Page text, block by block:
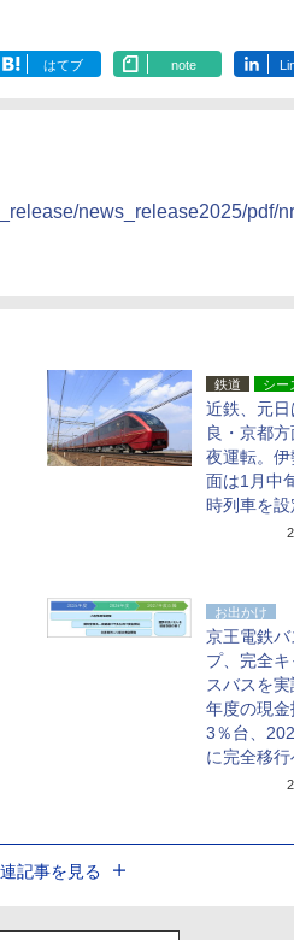
はてブ note
news_release2025/pdf/
鉄道 シー
近鉄、元
良・京都
夜運転。
面は1月中
時列車を設
お出かけ
京王電鉄
プ、完全
スバスを
年度の現
3％台、
に完全移行
記事を見る